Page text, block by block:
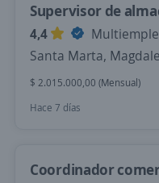
Supervisor de
4,4
Santa Marta,
$ 2.015.000,00 (Mensual)
Hace 7 días
Coordinador